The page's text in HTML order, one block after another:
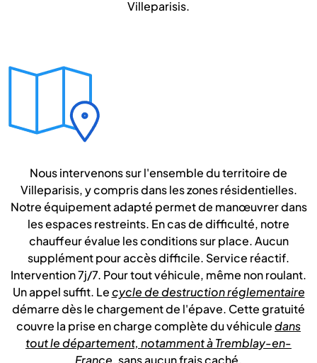
Villeparisis.
Nous intervenons sur l'ensemble du territoire de
Villeparisis, y compris dans les zones résidentielles.
Notre équipement adapté permet de manœuvrer dans
les espaces restreints. En cas de difficulté, notre
chauffeur évalue les conditions sur place. Aucun
supplément pour accès difficile. Service réactif.
Intervention 7j/7. Pour tout véhicule, même non roulant.
Un appel suffit. Lecycle de destruction réglementaire
démarre dès le chargement de l'épave. Cette gratuité
couvre la prise en charge complète du véhiculedans
tout le département, notamment à Tremblay-en-
France, sans aucun frais caché.